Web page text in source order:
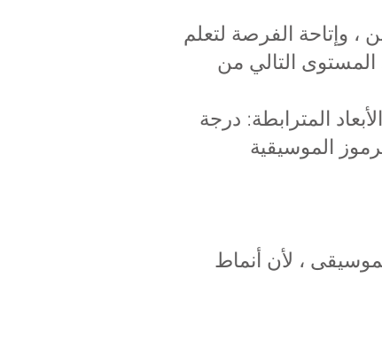
، وإتاحة الفرصة لتعلم
المستوى التالي من
المترابطة: درجة
الموسيقية
، لأن أنماط